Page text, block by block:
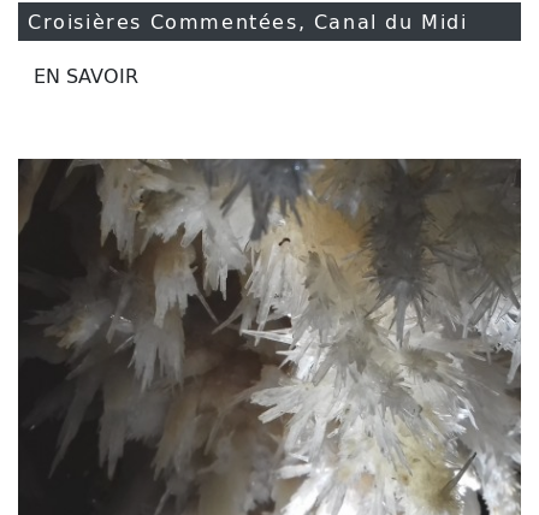
Croisières Commentées, Canal du Midi
EN SAVOIR